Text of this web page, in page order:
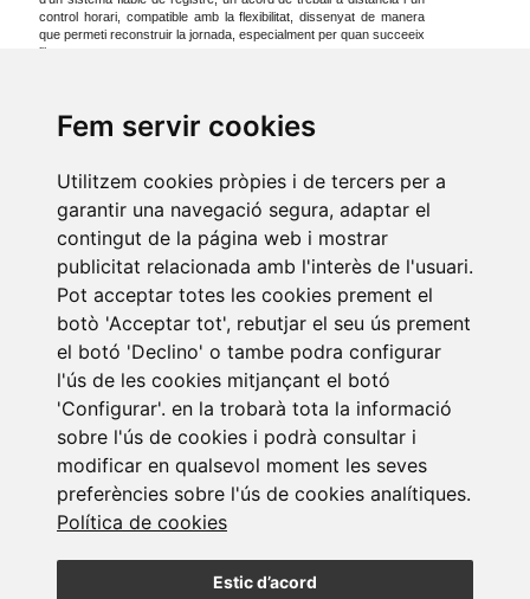
Fem servir cookies
Utilitzem cookies pròpies i de tercers per a
garantir una navegació segura, adaptar el
contingut de la página web i mostrar
publicitat relacionada amb l'interès de l'usuari.
Pot acceptar totes les cookies prement el
botò 'Acceptar tot', rebutjar el seu ús prement
el botó 'Declino' o tambe podra configurar
l'ús de les cookies mitjançant el botó
'Configurar'. en la trobarà tota la informació
sobre l'ús de cookies i podrà consultar i
modificar en qualsevol moment les seves
preferències sobre l'ús de cookies analítiques.
Política de cookies
Estic d’acord
control horari, compatible amb la flexibilitat, dissenyat de manera
que permeti reconstruir la jornada, especialment per quan succeeix
l'inesperat.
Últimes notícies
Newsletter Laboral. Juliol 2026
24/07/2026